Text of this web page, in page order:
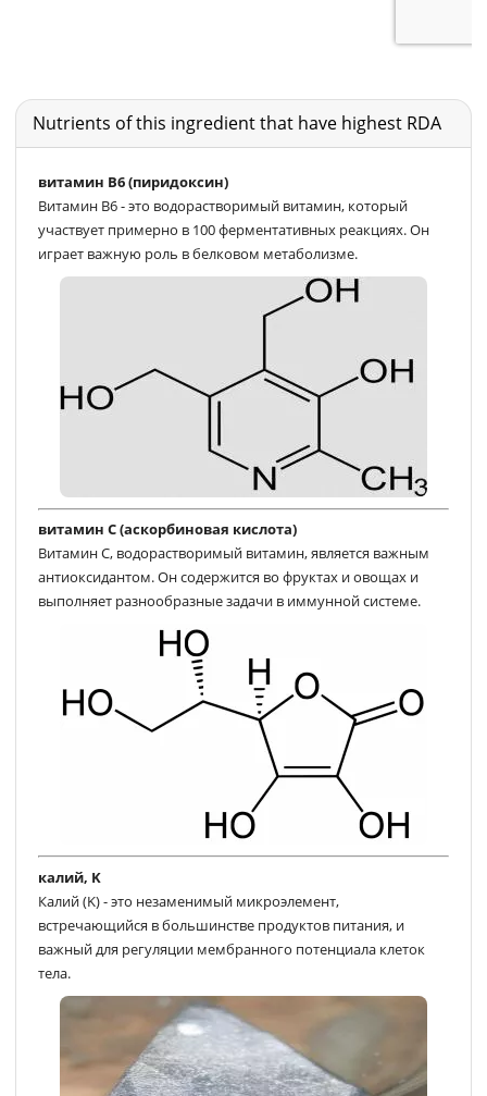
Nutrients of this ingredient that have highest RDA
витамин В6 (пиридоксин)
Витамин B6 - это водорастворимый витамин, который
участвует примерно в 100 ферментативных реакциях. Он
играет важную роль в белковом метаболизме.
витамин С (аскорбиновая кислота)
Витамин C, водорастворимый витамин, является важным
антиоксидантом. Он содержится во фруктах и овощах и
выполняет разнообразные задачи в иммунной системе.
калий, K
Калий (K) - это незаменимый микроэлемент,
встречающийся в большинстве продуктов питания, и
важный для регуляции мембранного потенциала клеток
тела.